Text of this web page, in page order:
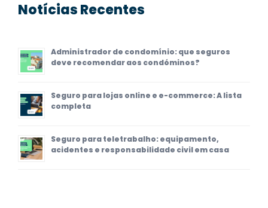
Notícias Recentes
Administrador de condomínio: que seguros
deve recomendar aos condóminos?
Seguro para lojas online e e-commerce: A lista
completa
Seguro para teletrabalho: equipamento,
acidentes e responsabilidade civil em casa